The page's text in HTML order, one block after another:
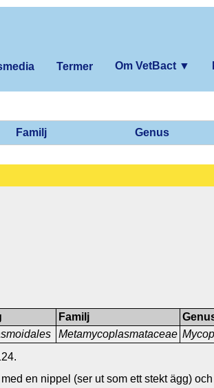
Termer Om VetBact ▼
Familj Genus
Familj
Metamycoplasmataceae
en nippel (ser ut som ett stekt ägg)